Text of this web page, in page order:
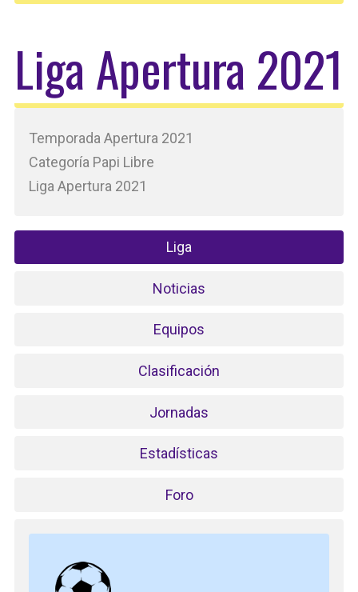
Liga Apertura 2021
Temporada Apertura 2021
Categoría Papi Libre
Liga Apertura 2021
Liga
Noticias
Equipos
Clasificación
Jornadas
Estadísticas
Foro